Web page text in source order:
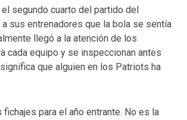
segundo cuarto del partido del
sus entrenadores que la bola se sentía
llegó a la atención de los
cada equipo y se inspeccionan antes
que alguien en los Patriots ha
para el año entrante. No es la